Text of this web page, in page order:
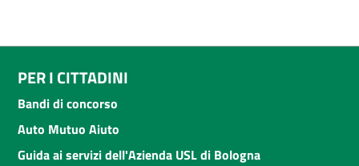
PER I CITTADINI
Bandi di concorso
Auto Mutuo Aiuto
Guida ai servizi dell'Azienda USL di Bologna